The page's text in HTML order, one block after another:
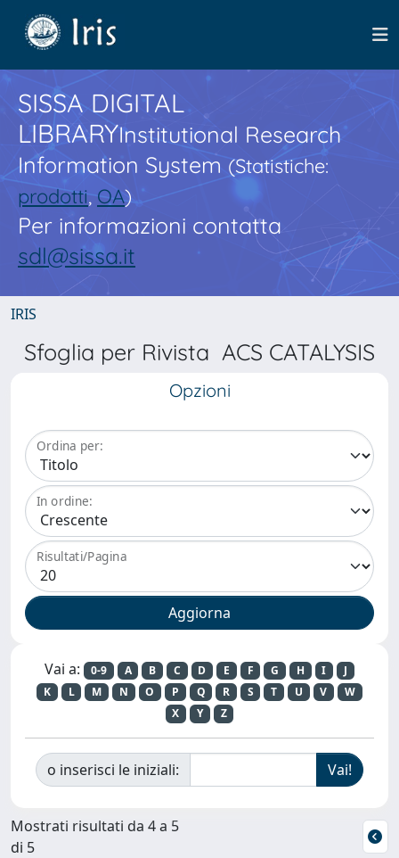
SISSA DIGITAL
LIBRARYInstitutional Research
Information System(Statistiche:
prodotti,OA)
Per informazioni contatta
sdl@sissa.it
IRIS
Sfoglia per Rivista ACS CATALYSIS
Opzioni
Ordina per:
In ordine:
Risultati/Pagina
Vai a: 0-9 A B C D E F G H I
J
K
L M N O P Q R S T U V
W
X
Y Z
o inserisci le iniziali:
Mostrati risultati da 4 a 5
di 5